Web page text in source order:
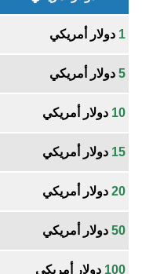
1 دولار أمريكي
5 دولار أمريكي
10 دولار أمريكي
15 دولار أمريكي
20 دولار أمريكي
50 دولار أمريكي
100 دولار أمريكي